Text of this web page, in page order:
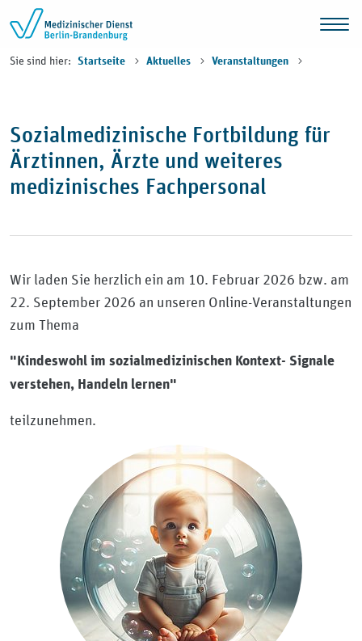
Zum Inhalt springen
Sie sind hier: Startseite Aktuelles Veranstaltungen
Sozialmedizinische Fortbildung für
Ärztinnen, Ärzte und weiteres
medizinisches Fachpersonal
Wir laden Sie herzlich ein am 10. Februar 2026 bzw. am
22. September 2026 an unseren Online-Veranstaltungen
zum Thema
"Kindeswohl im sozialmedizinischen Kontext- Signale
verstehen, Handeln lernen"
teilzunehmen.